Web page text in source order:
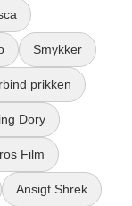
Smykker
prikken
Dory
Film
Ansigt Shrek